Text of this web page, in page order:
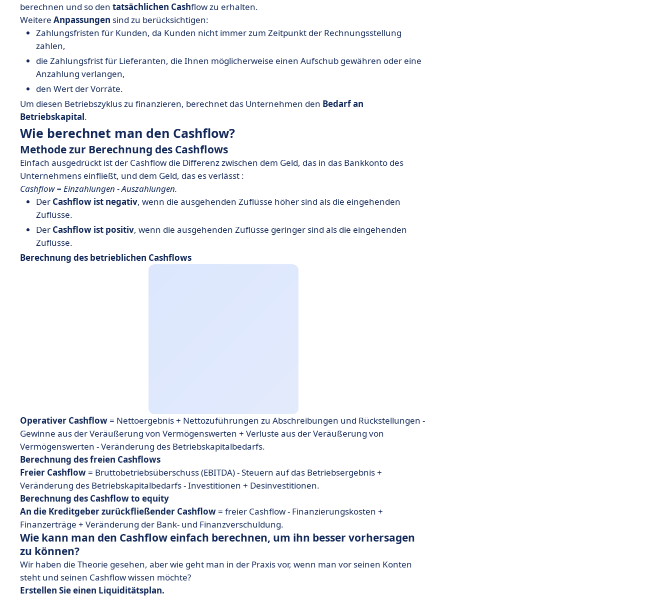
berechnen und so den tatsächlichen Cashflow zu erhalten.
Weitere Anpassungen sind zu berücksichtigen:
Zahlungsfristen für Kunden, da Kunden nicht immer zum Zeitpunkt der Rechnungsstellung
zahlen,
die Zahlungsfrist für Lieferanten, die Ihnen möglicherweise einen Aufschub gewähren oder eine
Anzahlung verlangen,
den Wert der Vorräte.
Um diesen Betriebszyklus zu finanzieren, berechnet das Unternehmen den Bedarf an
Betriebskapital.
Wie berechnet man den Cashflow?
Methode zur Berechnung des Cashflows
Einfach ausgedrückt ist der Cashflow die Differenz zwischen dem Geld, das in das Bankkonto des
Unternehmens einfließt, und dem Geld, das es verlässt :
Cashflow = Einzahlungen - Auszahlungen.
Der Cashflow ist negativ, wenn die ausgehenden Zuflüsse höher sind als die eingehenden
Zuflüsse.
Der Cashflow ist positiv, wenn die ausgehenden Zuflüsse geringer sind als die eingehenden
Zuflüsse.
Berechnung des betrieblichen Cashflows
Operativer Cashflow = Nettoergebnis + Nettozuführungen zu Abschreibungen und Rückstellungen -
Gewinne aus der Veräußerung von Vermögenswerten + Verluste aus der Veräußerung von
Vermögenswerten - Veränderung des Betriebskapitalbedarfs.
Berechnung des freien Cashflows
Freier Cashflow = Bruttobetriebsüberschuss (EBITDA) - Steuern auf das Betriebsergebnis +
Veränderung des Betriebskapitalbedarfs - Investitionen + Desinvestitionen.
Berechnung des Cashflow to equity
An die Kreditgeber zurückfließender Cashflow = freier Cashflow - Finanzierungskosten +
Finanzerträge + Veränderung der Bank- und Finanzverschuldung.
Wie kann man den Cashflow einfach berechnen, um ihn besser vorhersagen
zu können?
Wir haben die Theorie gesehen, aber wie geht man in der Praxis vor, wenn man vor seinen Konten
steht und seinen Cashflow wissen möchte?
Erstellen Sie einen Liquiditätsplan.